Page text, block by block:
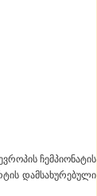
ჩემპიონატის
დამსახურებული